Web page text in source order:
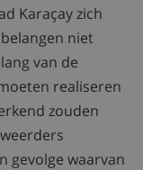
Karaçay zich
niet
van de
realiseren
zouden
gevolge waarvan